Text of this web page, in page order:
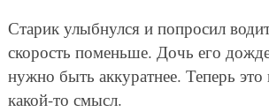
Старик улыбнулся и попросил
скорость поменьше. Дочь его
нужно быть аккуратнее. Теперь это
какой-то смысл.